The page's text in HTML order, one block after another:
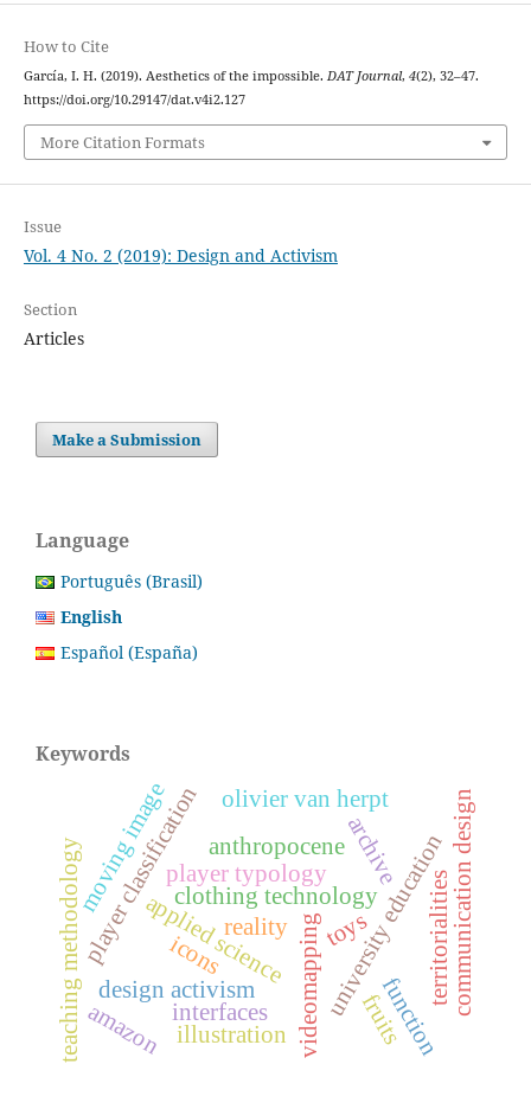
How to Cite
García, I. H. (2019). Aesthetics of the impossible. DAT Journal, 4(2), 32–47.
https://doi.org/10.29147/dat.v4i2.127
More Citation Formats
Issue
Vol. 4 No. 2 (2019): Design and Activism
Section
Articles
Make a Submission
Language
Português (Brasil)
English
Español (España)
Keywords
player classificationapplied science
clothing technologyuniversity education
design activism
teaching methodology player typology
videomapping territorialities
function
toys
archive
moving image
interfaces communication design
anthropocene
reality
olivier van herpt
icons
illustration fruits
amazon